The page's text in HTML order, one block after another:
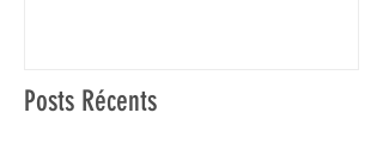
Posts Récents